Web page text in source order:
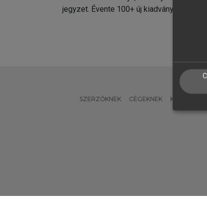
jegyzet. Évente 100+ új kiadvány.
SZERZŐKNEK CÉGEKNEK